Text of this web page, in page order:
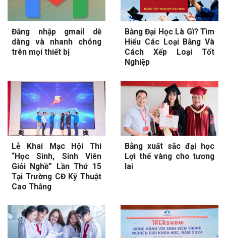
Đăng nhập gmail dễ
dàng và nhanh chóng
trên mọi thiết bị
Bằng Đại Học Là Gì? Tìm
Hiểu Các Loại Bằng Và
Cách Xếp Loại Tốt
Nghiệp
Lễ Khai Mạc Hội Thi
“Học Sinh, Sinh Viên
Giỏi Nghề” Lần Thứ 15
Tại Trường CĐ Kỹ Thuật
Cao Thắng
Bằng xuất sắc đại học
Lợi thế vàng cho tương
lai